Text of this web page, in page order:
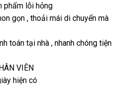
phẩm lỗi hỏng
gọn , thoải mái di chuyển mà
toán tại nhà , nhanh chóng tiện
VIÊN
hiện có